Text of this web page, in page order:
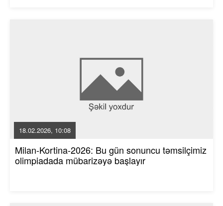
18.02.2026, 10:08
Milan-Kortina-2026: Bu gün sonuncu təmsilçimiz
olimpiadada mübarizəyə başlayır